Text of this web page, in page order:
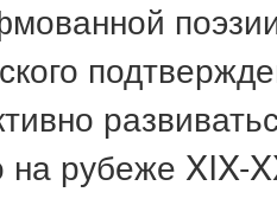
на рубеже XIX-